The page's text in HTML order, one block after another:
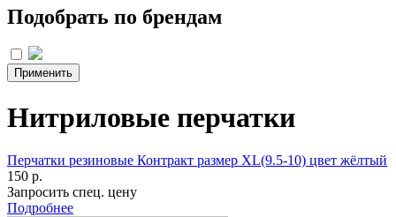
Подобрать по брендам
Нитриловые перчатки
Перчатки резиновые Контракт размер XL(9.5-10) цвет жёлтый
150 р.
Запросить спец. цену
Подробнее